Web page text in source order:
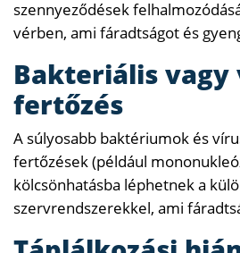
szennyeződések
vérben, ami fáradtságot és
Bakteriális vagy
fertőzés
A súlyosabb baktériumok és
fertőzések (például
kölcsönhatásba léphetnek a
szervrendszerekkel, ami